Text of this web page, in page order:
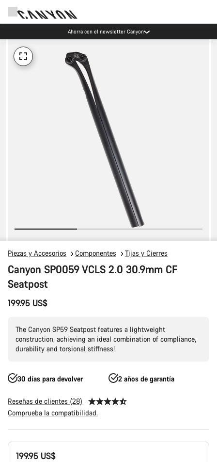
Ahorra con el newsletter Canyon
Piezas y Accesorios Componentes Tijas y Cierres
Canyon SP0059 VCLS 2.0 30.9mm CF
Seatpost
199.95 US$
The Canyon SP59 Seatpost features a lightweight
construction, achieving an ideal combination of compliance,
durability and torsional stiffness!
30 días para devolver 2 años de garantía
Reseñas de clientes (28)
Comprueba la compatibilidad.
Configuración
del199.95 US$